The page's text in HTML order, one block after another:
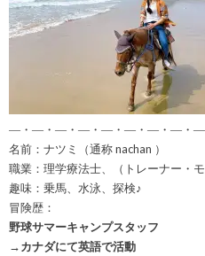
―・―・―・―・―・―・―・―・―
名前：ナツミ（通称 nachan ）
職業：理学療法士、（トレーナー・モ
趣味：乗馬、水泳、探検♪
冒険歴：
野球サマーキャンプスタッフ
→カナダにて英語で活動